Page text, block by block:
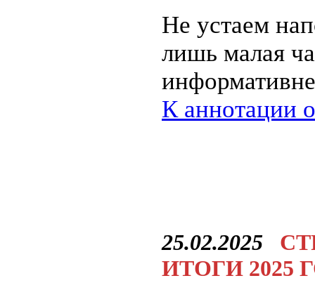
Не устаем
лишь малая
К аннотации
25.02.2025
ИТОГИ 2025